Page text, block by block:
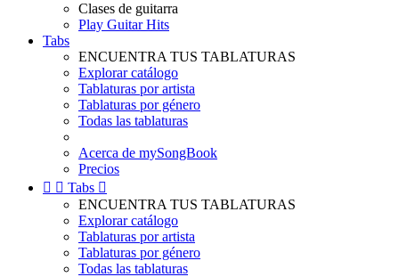
Clases de guitarra
Play Guitar Hits
Tabs
ENCUENTRA TUS TABLATURAS
Explorar catálogo
Tablaturas por artista
Tablaturas por género
Todas las tablaturas
Acerca de mySongBook
Precios
  Tabs 
ENCUENTRA TUS TABLATURAS
Explorar catálogo
Tablaturas por artista
Tablaturas por género
Todas las tablaturas